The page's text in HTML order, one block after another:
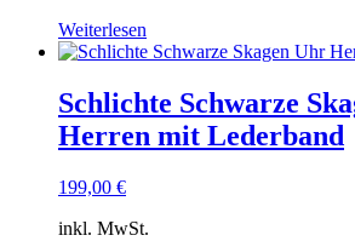
Weiterlesen
Schlichte Schwarze
Herren mit Lederband
199,00 €
inkl. MwSt.